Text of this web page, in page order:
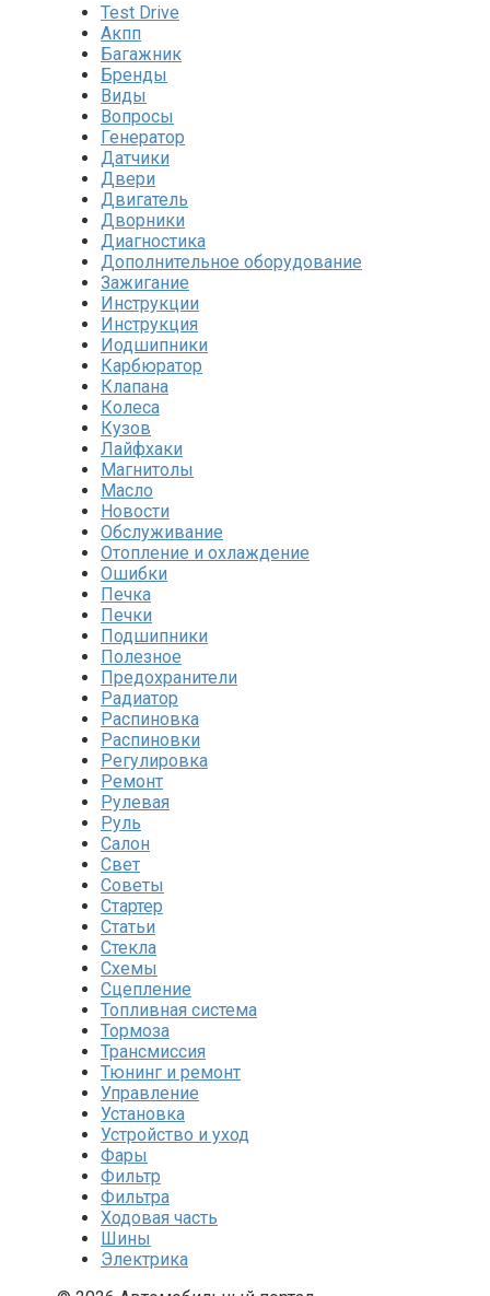
Test Drive
Акпп
Багажник
Бренды
Виды
Вопросы
Генератор
Датчики
Двери
Двигатель
Дворники
Диагностика
Дополнительное оборудование
Зажигание
Инструкции
Инструкция
Иодшипники
Карбюратор
Клапана
Колеса
Кузов
Лайфхаки
Магнитолы
Масло
Новости
Обслуживание
Отопление и охлаждение
Ошибки
Печка
Печки
Подшипники
Полезное
Предохранители
Радиатор
Распиновка
Распиновки
Регулировка
Ремонт
Рулевая
Руль
Салон
Свет
Советы
Стартер
Статьи
Стекла
Схемы
Сцепление
Топливная система
Тормоза
Трансмиссия
Тюнинг и ремонт
Управление
Установка
Устройство и уход
Фары
Фильтр
Фильтра
Ходовая часть
Шины
Электрика